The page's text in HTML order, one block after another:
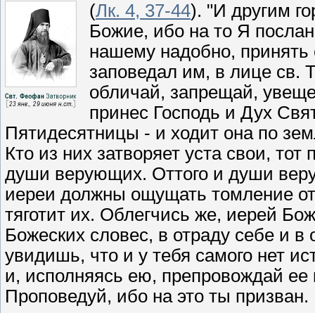
(Лк. 4, 37-44). "И другим
Божие, ибо на то Я
нашему надобно, принять
заповедал им, в лице св.
обличай, запрещай,
принес Господь и Дух
Пятидесятницы - и ходит она по
Кто из них затворяет уста свои,
души верующих. Оттого и души
иереи должны ощущать томление
тяготит их. Облегчись же, иерей
Божеских словес, в отраду себе и
увидишь, что и у тебя самого нет
и, исполняясь ею, препровождай
Проповедуй, ибо на это ты призван.